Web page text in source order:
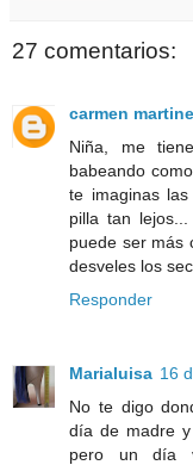
27 comentarios:
carmen
Niña, me
babeando
te imaginas
pilla tan
puede ser más
desveles los
Responder
Marialuisa 16
No te digo
día de madre
pero un día